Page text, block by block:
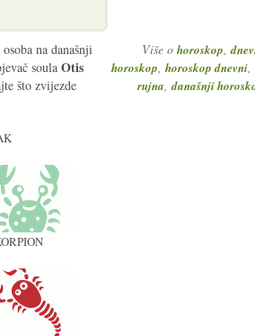
Više o horoskop,
horoskop, horoskop dnevni,
rujna,današnji
na današnji
soula Otis
što zvijezde